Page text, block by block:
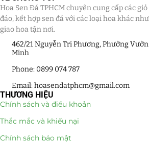
Hoa Tặng 20/10
Quà Tặng
Quà Noel - Quà Giáng Sinh
Quà Tặng Khách Hàng
Quà Tặng Sếp
Quà Tết
Hoa Sen Đá TPHCM chuyên cung cấp các
đáo, kết hợp sen đá với các loại hoa khác
giao hoa tận nơi.
462/21 Nguyễn Tri Phương, Phường
Minh
Phone: 0899 074 787
Email: hoasendatphcm@gmail.com
THƯƠNG HIỆU
Chính sách và điều khoản
Thắc mắc và khiếu nại
Chính sách bảo mật